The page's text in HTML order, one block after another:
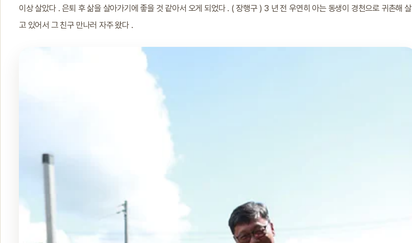
이상 살았다 . 은퇴 후 삶을 살아가기에 좋을 것 같아서 오게 되었다 . ( 장행구 ) 3 년 전 우연히 아는 동생이 경천으로 귀촌해 살
고 있어서 그 친구 만나러 자주 왔다 .